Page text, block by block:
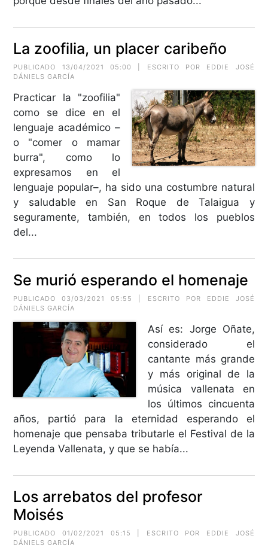
La zoofilia, un placer caribeño
PUBLICADO 13/04/2021 05:00 | ESCRITO POR EDDIE JOSÉ
DÁNIELS GARCÍA
Practicar la "zoofilia"
como se dice en el
lenguaje académico –
o "comer o mamar
burra", como lo
expresamos en el
lenguaje popular–, ha sido una costumbre natural
y saludable en San Roque de Talaigua y
seguramente, también, en todos los pueblos
del...
Se murió esperando el homenaje
PUBLICADO 03/03/2021 05:55 | ESCRITO POR EDDIE JOSÉ
DÁNIELS GARCÍA
Así es: Jorge Oñate,
considerado el
cantante más grande
y más original de la
música vallenata en
los últimos cincuenta
años, partió para la eternidad esperando el
homenaje que pensaba tributarle el Festival de la
Leyenda Vallenata, y que se había...
Los arrebatos del profesor
Moisés
PUBLICADO 01/02/2021 05:15 | ESCRITO POR EDDIE JOSÉ
DÁNIELS GARCÍA